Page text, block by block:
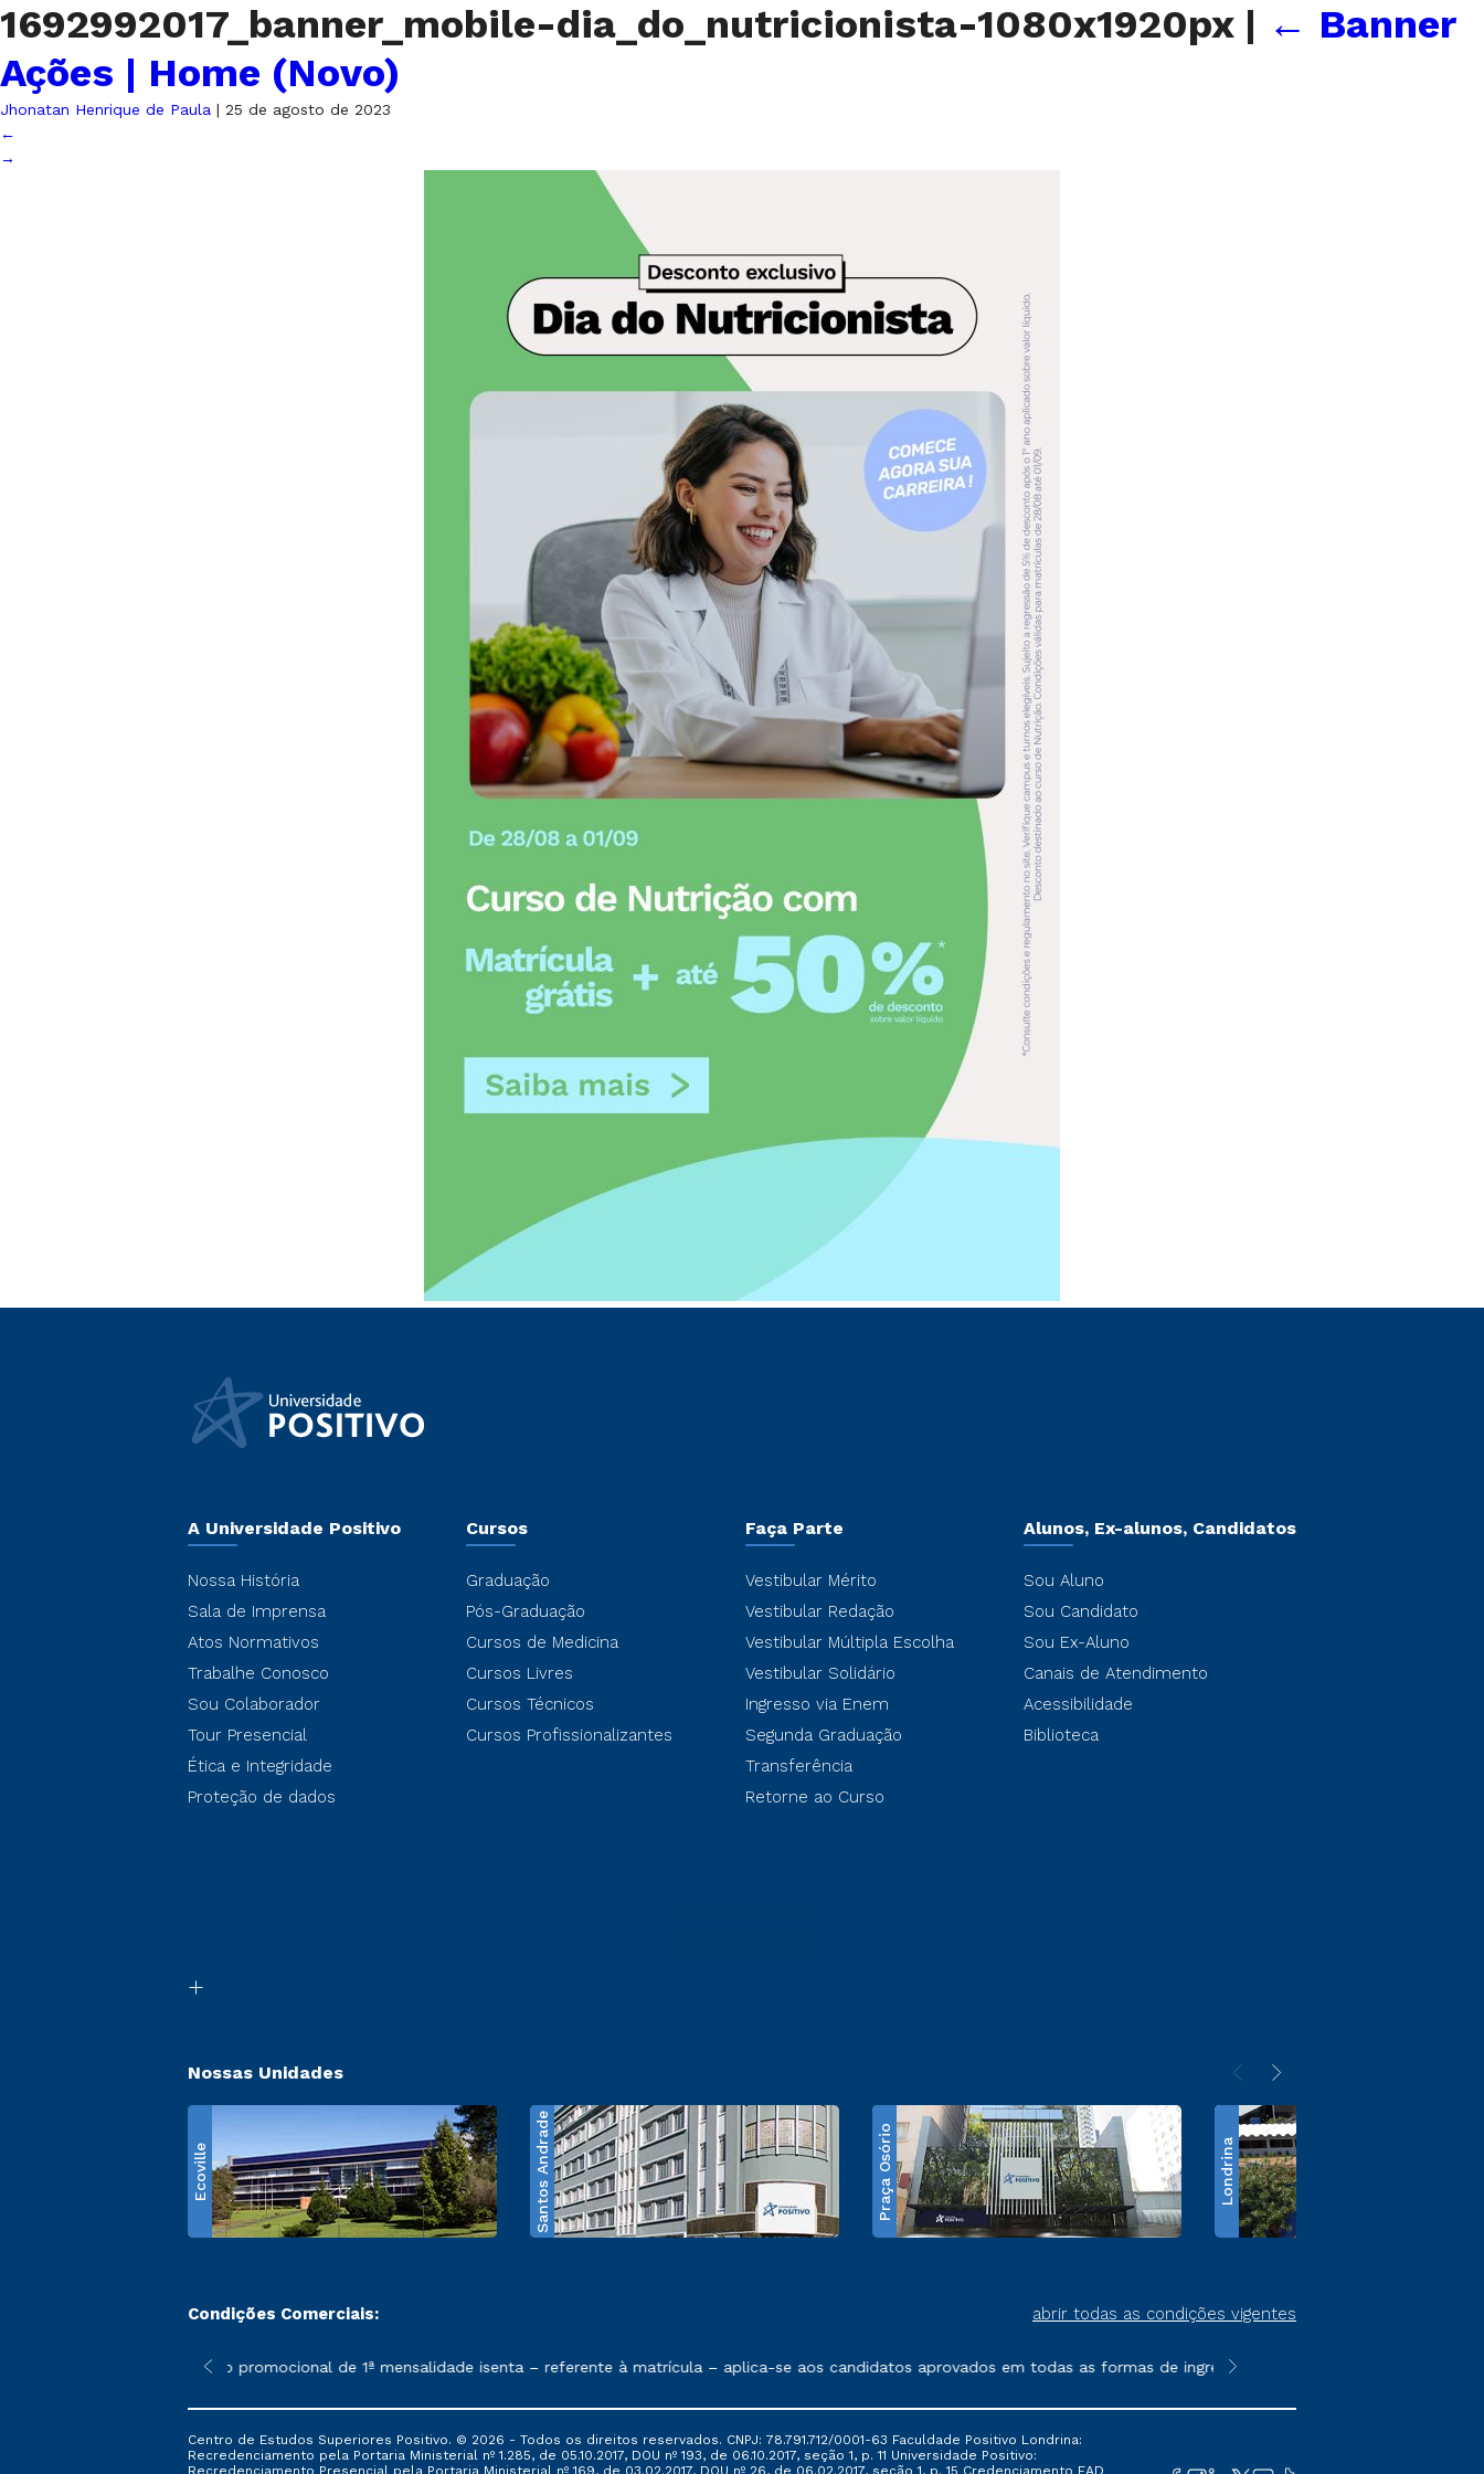
1692992017_banner_mobile-dia_do_nutricionista-1080x1920px | ← Banner
Ações | Home (Novo)
Jhonatan Henrique de Paula | 25 de agosto de 2023
←
→
A Universidade Positivo
Nossa História
Sala de Imprensa
Atos Normativos
Trabalhe Conosco
Sou Colaborador
Tour Presencial
Ética e Integridade
Proteção de dados
Cursos
Graduação
Pós-Graduação
Cursos de Medicina
Cursos Livres
Cursos Técnicos
Cursos Profissionalizantes
Faça Parte
Vestibular Mérito
Vestibular Redação
Vestibular Múltipla Escolha
Vestibular Solidário
Ingresso via Enem
Segunda Graduação
Transferência
Retorne ao Curso
Alunos, Ex-alunos, Candidatos
Sou Aluno
Sou Candidato
Sou Ex-Aluno
Canais de Atendimento
Acessibilidade
Biblioteca
Nossas Unidades
Ecoville Santos Andrade Praça Osório Londrina
Condições Comerciais: abrir todas as condições vigentes
sofrer alterações nos períodos de rematrícula conforme exposto no contrato de prestação de serviços
*A condição promocional de 1ª mensalidade isenta – referente à matrícula – aplica-se aos candidatos aprovados em todas as formas de ingresso, exceto na prova on-line ou
**Semipresencial é um formato do
Centro de Estudos Superiores Positivo. © 2026 - Todos os direitos reservados. CNPJ: 78.791.712/0001-63 Faculdade Positivo Londrina:
Recredenciamento pela Portaria Ministerial nº 1.285, de 05.10.2017, DOU nº 193, de 06.10.2017, seção 1, p. 11 Universidade Positivo:
Recredenciamento Presencial ​pela Portaria Ministerial nº 169, de 03.02.2017, DOU nº 26, de 06.02.2017, seção 1, p. 15 Credenciamento EAD